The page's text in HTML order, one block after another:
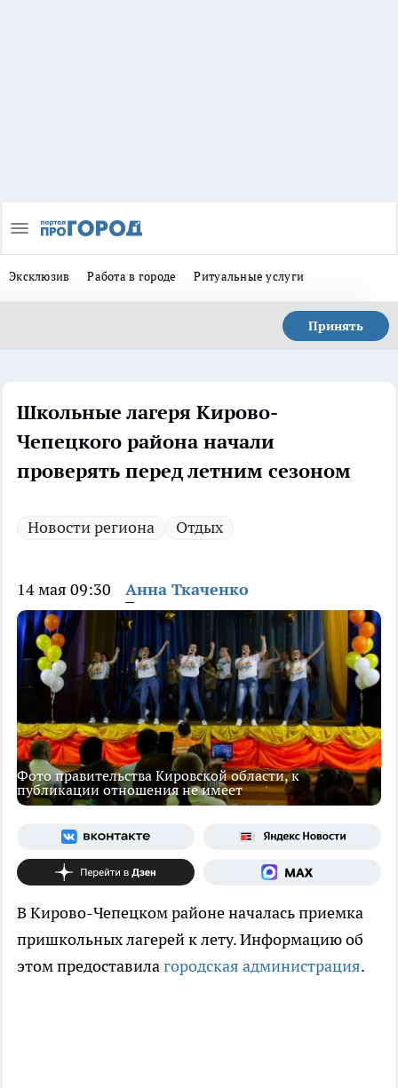
Эксклюзив Работа в городе Ритуальные услуги
Принять
Школьные лагеря Кирово-
Чепецкого района начали
проверять перед летним сезоном
Новости региона Отдых
14 мая 09:30 Анна Ткаченко
Фото правительства Кировской области, к
публикации отношения не имеет
В Кирово-Чепецком районе началась приемка
пришкольных лагерей к лету. Информацию об
этом предоставилагородская администрация.